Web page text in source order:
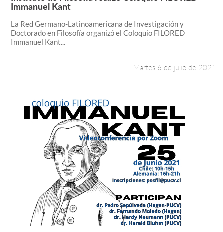
Leer más +
Immanuel Kant
La Red Germano-Latinoamericana de Investigación y
Doctorado en Filosofía organizó el Coloquio FILORED
Immanuel Kant...
Martes 6 de julio de 2021